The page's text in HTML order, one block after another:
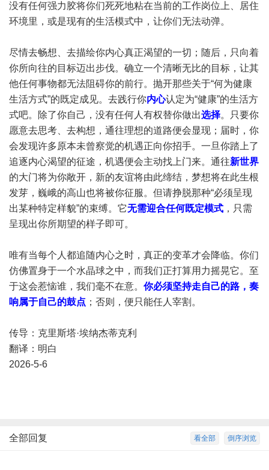
没有任何强力胶将你们死死地粘在当前的工作岗位上、居住
环境里，或是现有的生活模式中，让你们无法动弹。
尽情去畅想、去描绘你内心真正渴望的一切；随后，只向着
你所向往的目标迈出步伐。确立一个清晰无比的目标，让其
他任何事物都无法阻碍你的前行。抛开那些关于“何为健康
生活方式”的既定成见。去践行你内心认定为“健康”的生活方
式吧。除了你自己，没有任何人有权替你做出选择。只要你
愿意去思考、去构想，通往理想的道路便会显现；届时，你
会发现许多原本未曾察觉的机遇正向你招手。一旦你踏上了
追逐内心渴望的征途，机遇便会主动找上门来。通往新世界
的大门将为你敞开，新的友谊将由此缔结，梦想将在此生根
发芽，巍峨的高山也将被你征服。但请挣脱那种“必须呈现
出某种特定样貌”的束缚。它无需迎合任何既定模式 ，只需
呈现出你所期望的样子即可。
唯有当每个人都追随内心之时，真正的变革才会降临。你们
仿佛置身于一个水晶球之中，而我们正打算用力摇晃它。至
于这会惹恼谁，我们毫不在意。 你必须坚持走自己的路，奏
响属于自己的鼓点 ；否则，便只能任人宰割。
传导：克里斯塔·埃纳杰蒂克利
翻译：明白
2026-5-6
倒序浏览
看全部
全部回复